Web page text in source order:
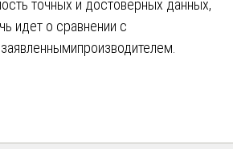
точных и достоверных данных,
идет о сравнении с